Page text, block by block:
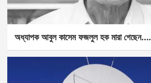
অধ্যাপক আবুল কাসেম ফজলুল হক মারা গেছেন….